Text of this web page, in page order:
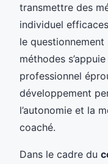
transmettre des
individuel
le
méthodes
professionnel
développement
l’autonomie et la
coaché.
Dans le cadre du